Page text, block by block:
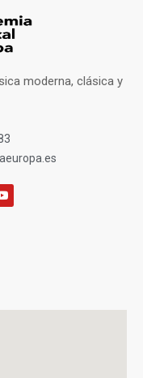
moderna, clásica y